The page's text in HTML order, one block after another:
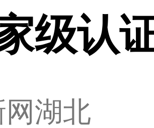
级认
网湖北